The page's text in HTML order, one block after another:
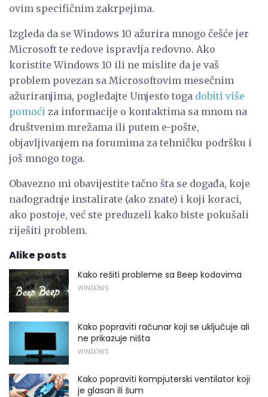
ovim specifičnim zakrpejima.
Izgleda da se Windows 10 ažurira mnogo češće jer
Microsoft te redove ispravlja redovno. Ako
koristite Windows 10 ili ne mislite da je vaš
problem povezan sa Microsoftovim mesečnim
ažuriranjima, pogledajte Umjesto toga dobiti više
pomoći za informacije o kontaktima sa mnom na
društvenim mrežama ili putem e-pošte,
objavljivanjem na forumima za tehničku podršku i
još mnogo toga.
Obavezno mi obavijestite tačno šta se događa, koje
nadogradnje instalirate (ako znate) i koji koraci,
ako postoje, već ste preduzeli kako biste pokušali
riješiti problem.
Alike posts
Kako rešiti probleme sa Beep kodovima
WINDOWS
Kako popraviti računar koji se uključuje ali
ne prikazuje ništa
WINDOWS
Kako popraviti kompjuterski ventilator koji
je glasan ili šum